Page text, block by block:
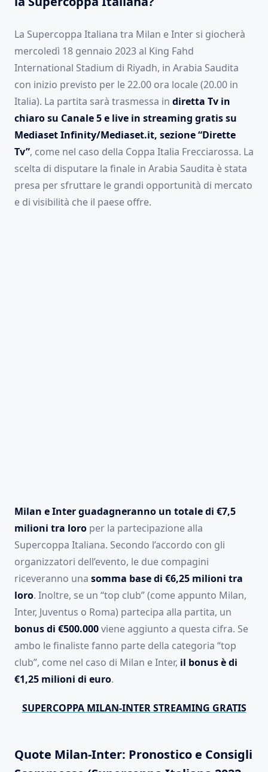
La Supercoppa Italiana tra Milan e Inter si giocherà
mercoledì 18 gennaio 2023 al King Fahd
International Stadium di Riyadh, in Arabia Saudita
con inizio previsto per le 22.00 ora locale (20.00 in
Italia). La partita sarà trasmessa in diretta Tv in
chiaro su Canale 5 e live in streaming gratis su
Mediaset Infinity/Mediaset.it, sezione “Dirette
Tv”, come nel caso della Coppa Italia Frecciarossa. La
scelta di disputare la finale in Arabia Saudita è stata
presa per sfruttare le grandi opportunità di mercato
e di visibilità che il paese offre.
Milan e Inter guadagneranno un totale di €7,5
milioni tra loro per la partecipazione alla
Supercoppa Italiana. Secondo l’accordo con gli
organizzatori dell’evento, le due compagini
riceveranno una somma base di €6,25 milioni tra
loro. Inoltre, se un “top club” (come appunto Milan,
Inter, Juventus o Roma) partecipa alla partita, un
bonus di €500.000viene aggiunto a questa cifra. Se
ambo le finaliste fanno parte della categoria “top
club”, come nel caso di Milan e Inter, il bonus è di
€1,25 milioni di euro.
SUPERCOPPA MILAN-INTER STREAMING GRATIS
Quote Milan-Inter: Pronostico e Consigli